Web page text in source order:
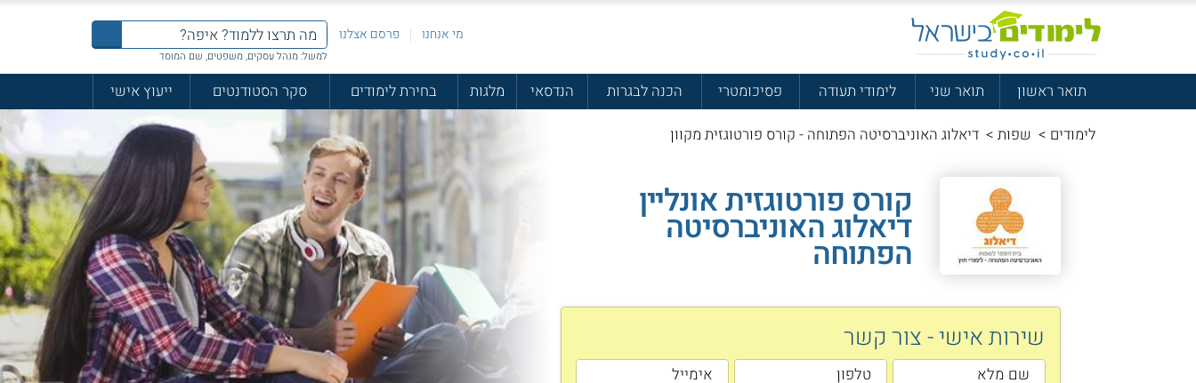
מי אנחנו פרסם אצלנו
למשל: מנהל עסקים, משפטים, שם המוסד
תואר ראשון תואר שני לימודי תעודה פסיכומטרי הכנה לבגרות הנדסאי מלגות בחירת לימודים סקר הסטודנטים
ייעוץ אישי
לימודים > שפות > דיאלוג האוניברסיטה הפתוחה - קורס פורטוגזית מקוון
קורס פורטוגזית אונליין
דיאלוג האוניברסיטה
הפתוחה
שירות אישי - צור קשר